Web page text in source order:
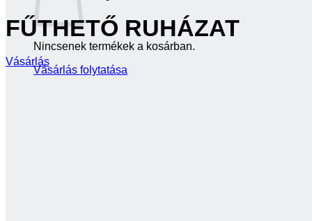
Nincsenek termékek a kosárban.
Vásárlás folytatása
FŰTHETŐ RUHÁZAT
Vásárlás